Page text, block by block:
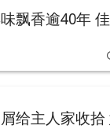
飘香逾40年
给主人家收